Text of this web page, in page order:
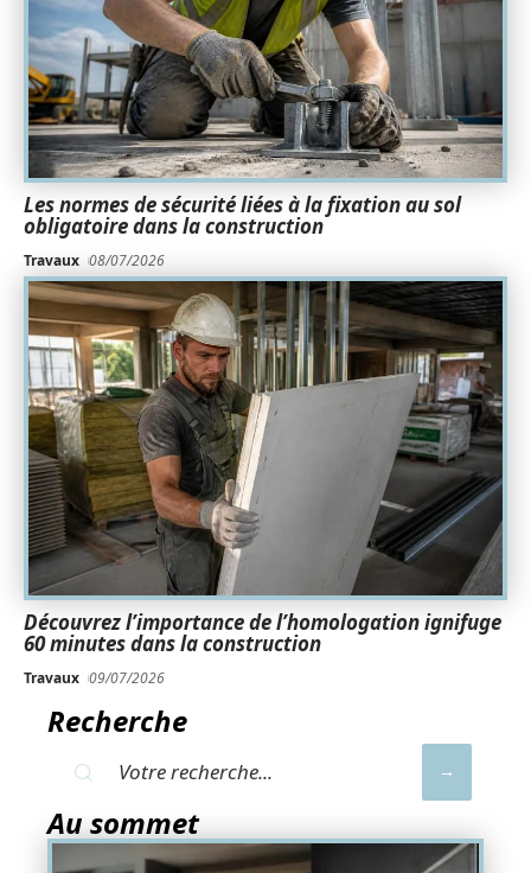
Les normes de sécurité liées à la fixation au sol
obligatoire dans la construction
Travaux 08/07/2026
Découvrez l’importance de l’homologation ignifuge
60 minutes dans la construction
Travaux 09/07/2026
Recherche
Au sommet